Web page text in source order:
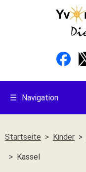
☰ Navigation
Startseite Kinder
Kassel